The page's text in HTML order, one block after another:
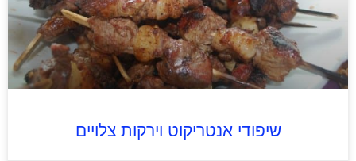
שיפודי אנטריקוט וירקות צלויים